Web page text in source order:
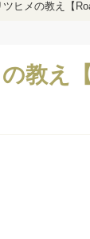
ヒメの教え【
教え